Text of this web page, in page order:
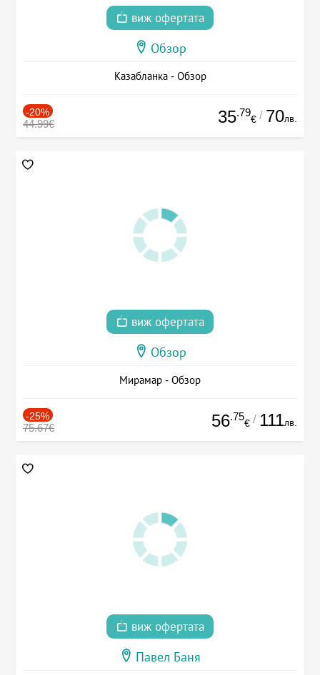
виж офертата
Обзор
Казабланка - Обзор
-20%
44.99€ 35.79
€ / 70лв.
виж офертата
Обзор
Мирамар - Обзор
-25%
75.67€ 56.75
€ / 111лв.
виж офертата
Павел Баня